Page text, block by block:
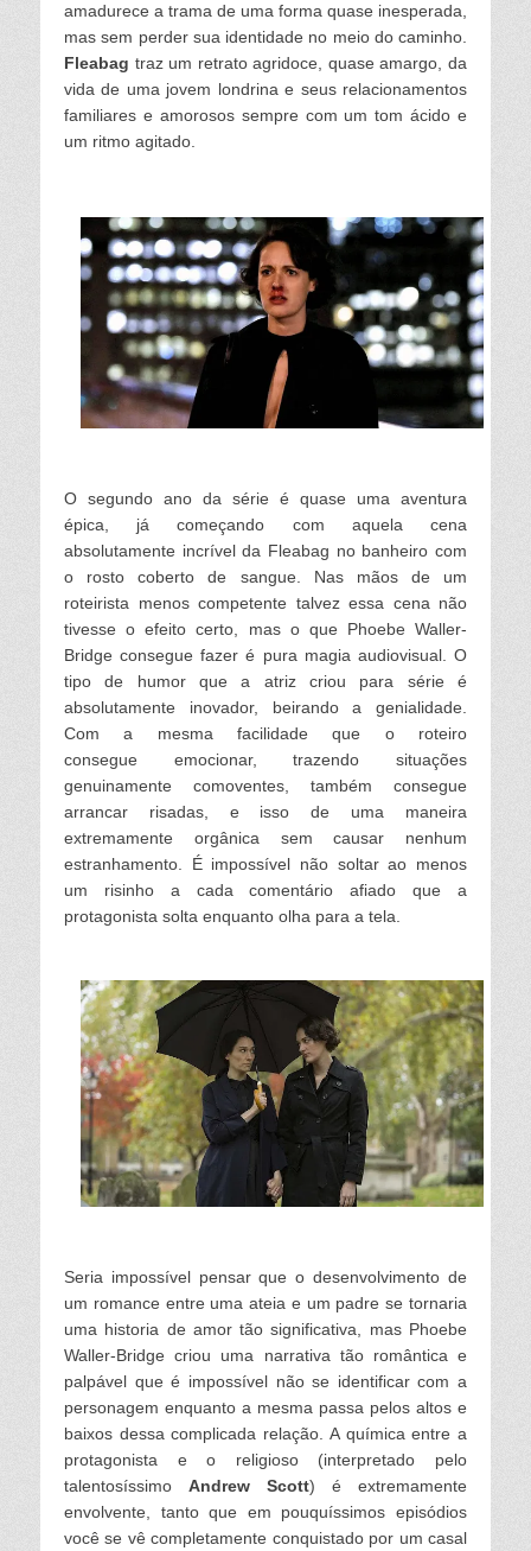
amadurece a trama de uma forma quase inesperada,
mas sem perder sua identidade no meio do caminho.
Fleabag traz um retrato agridoce, quase amargo, da
vida de uma jovem londrina e seus relacionamentos
familiares e amorosos sempre com um tom ácido e
um ritmo agitado.
O segundo ano da série é quase uma aventura
épica, já começando com aquela cena
absolutamente incrível da Fleabag no banheiro com
o rosto coberto de sangue. Nas mãos de um
roteirista menos competente talvez essa cena não
tivesse o efeito certo, mas o que Phoebe Waller-
Bridge consegue fazer é pura magia audiovisual. O
tipo de humor que a atriz criou para série é
absolutamente inovador, beirando a genialidade.
Com a mesma facilidade que o roteiro
consegue emocionar, trazendo situações
genuinamente comoventes, também consegue
arrancar risadas, e isso de uma maneira
extremamente orgânica sem causar nenhum
estranhamento. É impossível não soltar ao menos
um risinho a cada comentário afiado que a
protagonista solta enquanto olha para a tela.
Seria impossível pensar que o desenvolvimento de
um romance entre uma ateia e um padre se tornaria
uma historia de amor tão significativa, mas Phoebe
Waller-Bridge criou uma narrativa tão romântica e
palpável que é impossível não se identificar com a
personagem enquanto a mesma passa pelos altos e
baixos dessa complicada relação. A química entre a
protagonista e o religioso (interpretado pelo
talentosíssimo Andrew Scott) é extremamente
envolvente, tanto que em pouquíssimos episódios
você se vê completamente conquistado por um casal